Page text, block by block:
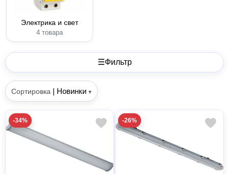
Электрика и свет
4 товара
☰Фильтр
Сортировка | Новинки ▾
-34% -26%